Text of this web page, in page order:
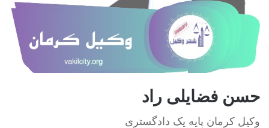
حسن فضایلی راد
وکیل کرمان پایه یک دادگستری